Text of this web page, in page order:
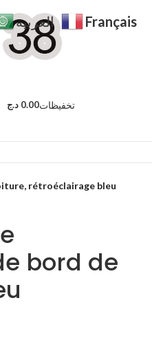
0.00 د.ج تخفيظات
rétroéclairage bleu
bord de
العربية Français